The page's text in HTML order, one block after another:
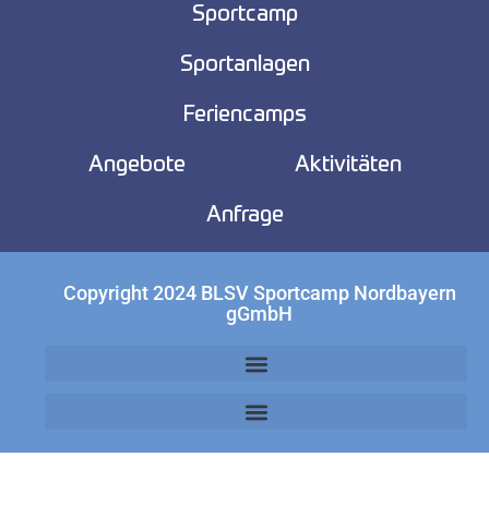
Sportcamp
Sportanlagen
Feriencamps
Angebote Aktivitäten
Anfrage
Copyright 2024 BLSV Sportcamp Nordbayern
gGmbH